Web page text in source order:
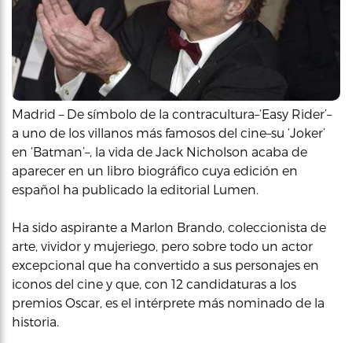
Madrid – De símbolo de la contracultura–‘Easy Rider’–
a uno de los villanos más famosos del cine–su ‘Joker’
en ‘Batman’–, la vida de Jack Nicholson acaba de
aparecer en un libro biográfico cuya edición en
español ha publicado la editorial Lumen.
Ha sido aspirante a Marlon Brando, coleccionista de
arte, vividor y mujeriego, pero sobre todo un actor
excepcional que ha convertido a sus personajes en
iconos del cine y que, con 12 candidaturas a los
premios Oscar, es el intérprete más nominado de la
historia.